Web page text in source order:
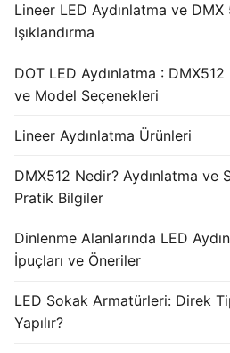
Lineer LED Aydınlatma ve
Işıklandırma
DOT LED Aydınlatma :
ve Model Seçenekleri
Lineer Aydınlatma Ürünleri
DMX512 Nedir? Aydınlatma ve
Pratik Bilgiler
Dinlenme Alanlarında LED
İpuçları ve Öneriler
LED Sokak Armatürleri: Direk
Yapılır?